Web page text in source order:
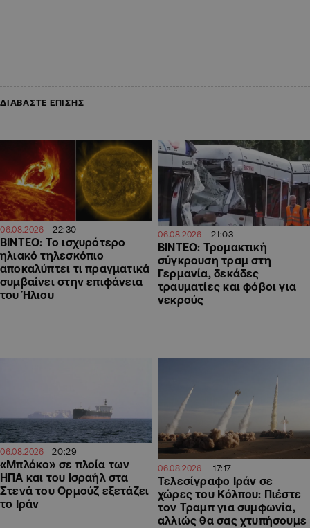
ΔΙΑΒΑΣΤΕ ΕΠΙΣΗΣ
06.08.2026 22:30
ΒΙΝΤΕΟ: Το ισχυρότερο
ηλιακό τηλεσκόπιο
αποκαλύπτει τι πραγματικά
συμβαίνει στην επιφάνεια
του Ήλιου
06.08.2026 21:03
ΒΙΝΤΕΟ: Τρομακτική
σύγκρουση τραμ στη
Γερμανία, δεκάδες
τραυματίες και φόβοι για
νεκρούς
06.08.2026 20:29
«Μπλόκο» σε πλοία των
ΗΠΑ και του Ισραήλ στα
Στενά του Ορμούζ εξετάζει
το Ιράν
06.08.2026 17:17
Τελεσίγραφο Ιράν σε
χώρες του Κόλπου: Πιέστε
τον Τραμπ για συμφωνία,
αλλιώς θα σας χτυπήσουμε